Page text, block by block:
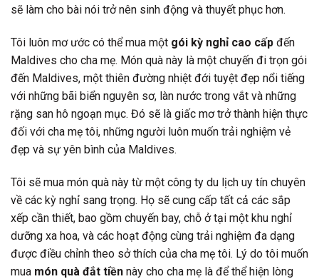
sẽ làm cho bài nói trở nên sinh động và thuyết phục hơn.
Tôi luôn mơ ước có thể mua một gói kỳ nghỉ cao cấp đến
Maldives cho cha mẹ. Món quà này là một chuyến đi trọn gói
đến Maldives, một thiên đường nhiệt đới tuyệt đẹp nổi tiếng
với những bãi biển nguyên sơ, làn nước trong vắt và những
rặng san hô ngoạn mục. Đó sẽ là giấc mơ trở thành hiện thực
đối với cha mẹ tôi, những người luôn muốn trải nghiệm vẻ
đẹp và sự yên bình của Maldives.
Tôi sẽ mua món quà này từ một công ty du lịch uy tín chuyên
về các kỳ nghỉ sang trọng. Họ sẽ cung cấp tất cả các sắp
xếp cần thiết, bao gồm chuyến bay, chỗ ở tại một khu nghỉ
dưỡng xa hoa, và các hoạt động cùng trải nghiệm đa dạng
được điều chỉnh theo sở thích của cha mẹ tôi. Lý do tôi muốn
mua món quà đắt tiền này cho cha mẹ là để thể hiện lòng